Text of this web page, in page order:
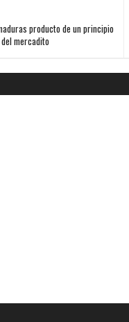
producto de un principio
mercadito